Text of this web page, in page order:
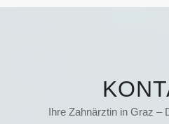
Ihre Zahnärztin in Graz –